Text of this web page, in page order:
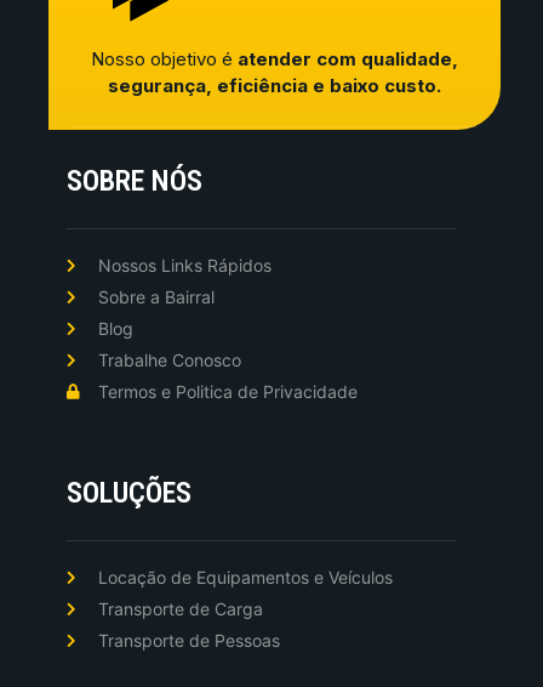
Nosso objetivo é atender com qualidade,
segurança, eficiência e baixo custo.
SOBRE NÓS
Nossos Links Rápidos
Sobre a Bairral
Blog
Trabalhe Conosco
Termos e Politica de Privacidade
SOLUÇÕES
Locação de Equipamentos e Veículos
Transporte de Carga
Transporte de Pessoas